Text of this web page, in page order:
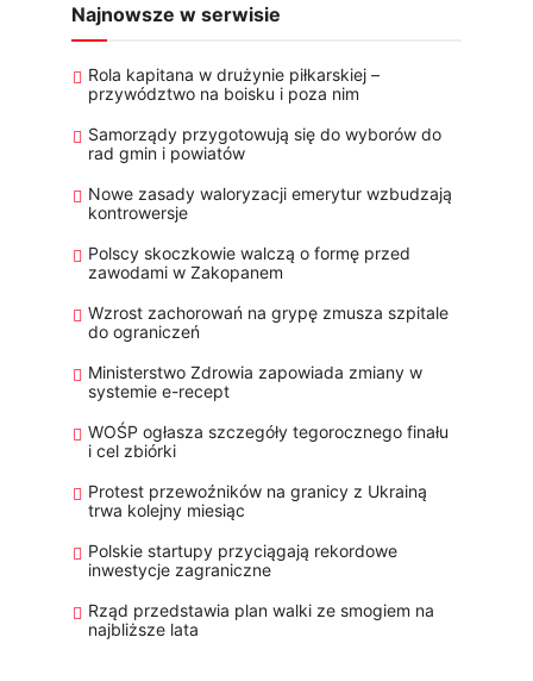
Najnowsze w serwisie
Rola kapitana w drużynie piłkarskiej –
przywództwo na boisku i poza nim
Samorządy przygotowują się do wyborów do
rad gmin i powiatów
Nowe zasady waloryzacji emerytur wzbudzają
kontrowersje
Polscy skoczkowie walczą o formę przed
zawodami w Zakopanem
Wzrost zachorowań na grypę zmusza szpitale
do ograniczeń
Ministerstwo Zdrowia zapowiada zmiany w
systemie e-recept
WOŚP ogłasza szczegóły tegorocznego finału
i cel zbiórki
Protest przewoźników na granicy z Ukrainą
trwa kolejny miesiąc
Polskie startupy przyciągają rekordowe
inwestycje zagraniczne
Rząd przedstawia plan walki ze smogiem na
najbliższe lata